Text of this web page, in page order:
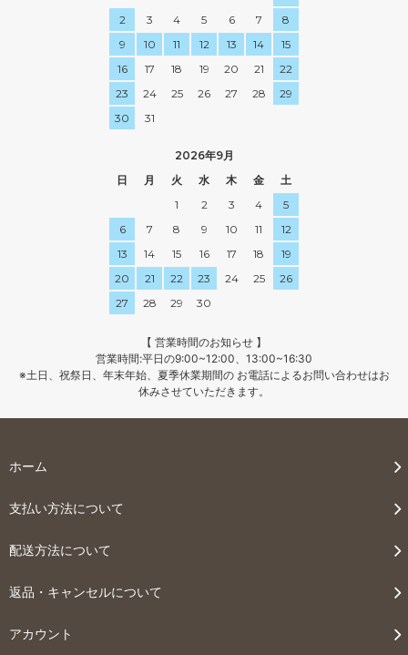
2
3 4 5 6 7
8
9
10 11 12 13 14
15
16
17 18 19 20 21
22
23
24 25 26 27 28
29
30
31
2026年9月
日
月 火 水 木 金
土
1
2 3 4
5
6
7 8 9 10 11
12
13
14 15 16 17 18
19
20
21 22 23 24 25
26
27
28 29 30
【 営業時間のお知らせ 】
営業時間:平日の9:00~12:00、13:00~16:30
※土日、祝祭日、年末年始、夏季休業期間の お電話によるお問い合わせはお
休みさせていただきます。
ホーム
支払い方法について
配送方法について
返品・キャンセルについて
アカウント